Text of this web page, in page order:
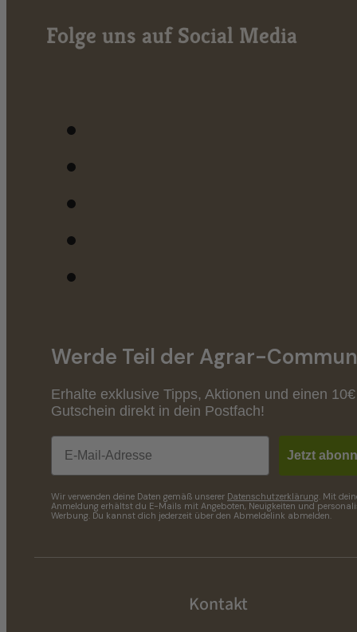
Folge uns auf Social Media
Werde Teil der Agrar-
Erhalte exklusive Tipps, Aktionen und einen 10€
Gutschein direkt in dein Postfach!
Email
Jetzt
Wir verwenden deine Daten gemäß unserer Datenschutzerklärung . Mit
Anmeldung erhältst du E-Mails mit Angeboten, Neuigkeiten und
Werbung. Du kannst dich jederzeit über den Abmeldelink abmelden.
Kontakt